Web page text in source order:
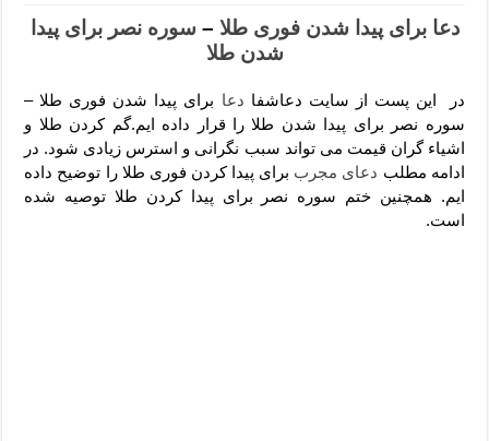
نماز حاجت برای کار گشایی- دعای رفع مشکلات و طلب حاجت
دعای رفع فقر و طلب رزق و روزی – آیه‌ جلب ثروت و برکت مال
دعای قوی رفع ترس – دعای مجرب برای آرامش قلب و رفع اضطراب
دعا برای پولدار شدن در یک روز – دعای ثروت حضرت سلیمان
دعا برای پیدا شدن فوری طلا – سوره نصر برای پیدا
شدن طلا
در این پست از سایت دعاشفا دعا برای پیدا شدن فوری طلا –
سوره نصر برای پیدا شدن طلا را قرار داده ایم.گم کردن طلا و
اشیاء گران قیمت می تواند سبب نگرانی و استرس زیادی شود. در
ادامه مطلب دعای مجرب برای پیدا کردن فوری طلا را توضیح داده
ایم. همچنین ختم سوره نصر برای پیدا کردن طلا توصیه شده
است.